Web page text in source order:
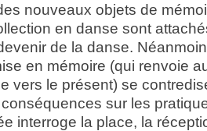
nouveaux objets de
en danse sont
de la danse.
en mémoire (qui renvoie
vers le présent) se
conséquences sur les
interroge la place, la